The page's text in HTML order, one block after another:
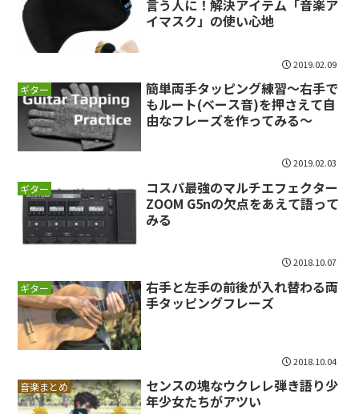
言う人に！解決アイテム「音楽ア
イマスク」の使い心地
2019.02.09
ギター
簡単両手タッピング練習～右手で
もルート(ベース音)を押さえて自
由なフレーズを作ってみる～
2019.02.03
ギター
コスパ最強のマルチエフェクター
ZOOM G5nの欠点をあえて語って
みる
2018.10.07
ギター
右手と左手の前後が入れ替わる両
手タッピングフレーズ
2018.10.04
音楽まとめ
センスの塊なウクレレ弾き語り少
年少女たちがアツい